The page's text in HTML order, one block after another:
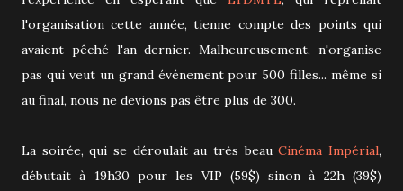
l'organisation cette année, tienne compte des points qui
avaient pêché l'an dernier. Malheureusement, n'organise
pas qui veut un grand événement pour 500 filles... même si
au final, nous ne devions pas être plus de 300.
La soirée, qui se déroulait au très beauCinéma Impérial,
débutait à 19h30 pour les VIP (59$) sinon à 22h (39$)